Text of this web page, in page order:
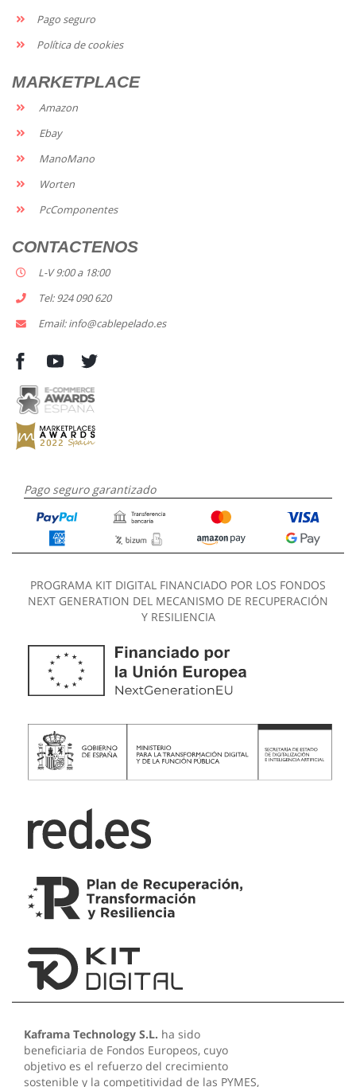
Pago seguro
Política de cookies
MARKETPLACE
Amazon
Ebay
ManoMano
Worten
PcComponentes
CONTACTENOS
L-V 9:00 a 18:00
Tel: 924 090 620
Email: info@cablepelado.es
Pago seguro garantizado
PROGRAMA KIT DIGITAL FINANCIADO POR LOS FONDOS
NEXT GENERATION DEL MECANISMO DE RECUPERACIÓN
Y RESILIENCIA
Kaframa Technology S.L. ha sido
beneficiaria de Fondos Europeos, cuyo
objetivo es el refuerzo del crecimiento
sostenible y la competitividad de las PYMES,